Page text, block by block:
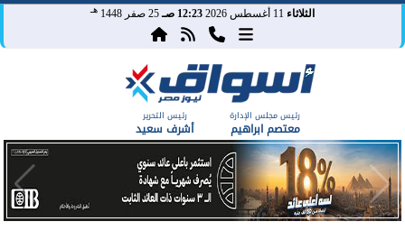
الثلاثاء 12:23 صـ 25 صفر 1448 هـ
رئيس مجلس الإدارة
معتصم ابراهيم
رئيس التحرير
أشرف سعيد